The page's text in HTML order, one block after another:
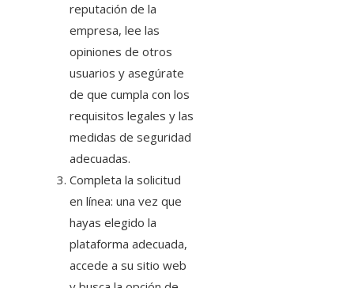
reputación de la
empresa, lee las
opiniones de otros
usuarios y asegúrate
de que cumpla con los
requisitos legales y las
medidas de seguridad
adecuadas.
Completa la solicitud
en línea: una vez que
hayas elegido la
plataforma adecuada,
accede a su sitio web